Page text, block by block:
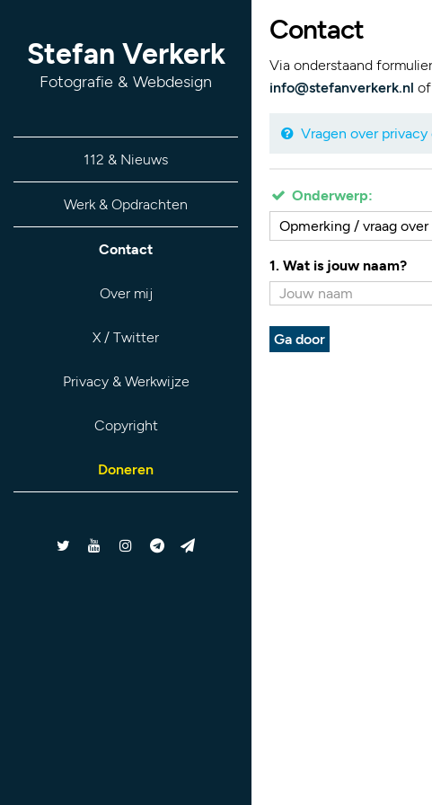
Stefan Verkerk
Fotografie & Webdesign
112 & Nieuws
Werk & Opdrachten
Contact
Over mij
X / Twitter
Privacy & Werkwijze
Copyright
Doneren
Contact
Via onderstaand
info@stefanverkerk.nl
Vragen over
Onderwerp:
Opmerking / vraag
1. Wat is jouw naam?
Ga door